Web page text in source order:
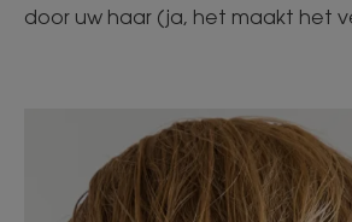
door uw haar (ja, het maakt het